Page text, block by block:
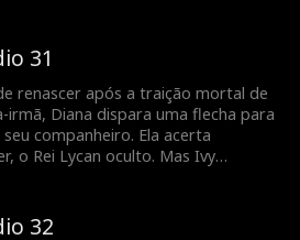
o próprio destino antes que seja
31
renascer após a traição mortal de
irmã, Diana dispara uma flecha para
companheiro. Ela acerta
o Rei Lycan oculto. Mas Ivy
o próprio destino antes que seja
32